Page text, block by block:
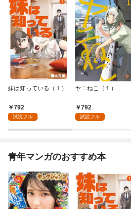
妹は知っている（１）
792
試読フル
ヤニねこ（１）
792
試読フル
青年マンガのおすすめ本